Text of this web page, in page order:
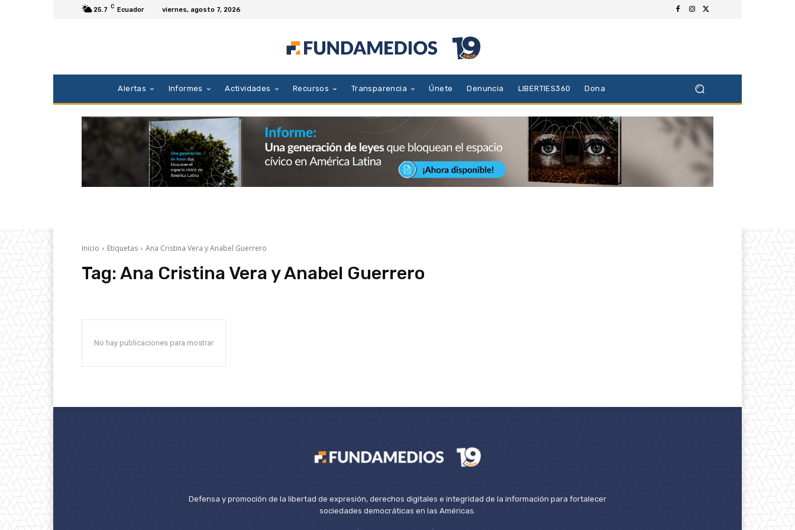
25.7 C Ecuador viernes, agosto 7, 2026
Alertas Informes Actividades Recursos Transparencia Únete Denuncia LIBERTIES360 Dona
Inicio Etiquetas Ana Cristina Vera y Anabel Guerrero
Tag: Ana Cristina Vera y Anabel Guerrero
No hay publicaciones para mostrar
Defensa y promoción de la libertad de expresión, derechos digitales e integridad de la información para fortalecer
sociedades democráticas en las Américas.